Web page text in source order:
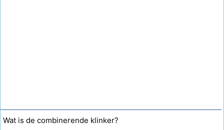
Wat is de combinerende klinker?